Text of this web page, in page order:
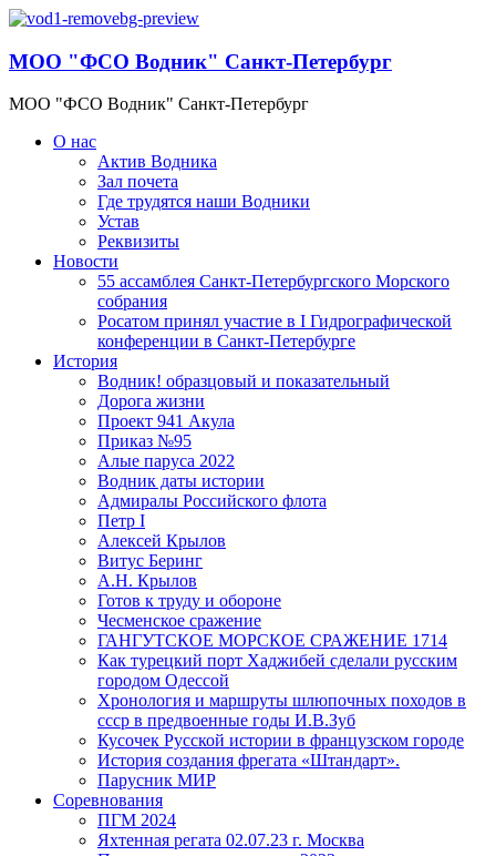
МОО "ФСО Водник" Санкт-Петербург
МОО "ФСО Водник" Санкт-Петербург
О нас
Актив Водника
Зал почета
Где трудятся наши Водники
Устав
Реквизиты
Новости
55 ассамблея Санкт-Петербургского Морского
собрания
Росатом принял участие в I Гидрографической
конференции в Санкт-Петербурге
История
Водник! образцовый и показательный
Дорога жизни
Проект 941 Акула
Приказ №95
Алые паруса 2022
Водник даты истории
Адмиралы Российского флота
Петр I
Алексей Крылов
Витус Беринг
А.Н. Крылов
Готов к труду и обороне
Чесменское сражение
ГАНГУТСКОЕ МОРСКОЕ СРАЖЕНИЕ 1714
Как турецкий порт Хаджибей сделали русским
городом Одессой
Хронология и маршруты шлюпочных походов в
ссср в предвоенные годы И.В.Зуб
Кусочек Русской истории в французском городе
История создания фрегата «Штандарт».
Парусник МИР
Соревнования
ПГМ 2024
Яхтенная регата 02.07.23 г. Москва